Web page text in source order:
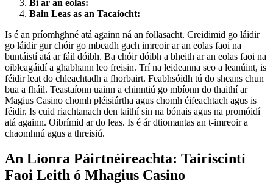
Bí ar an eolas:
Bain Leas as an Tacaíocht:
Is é an príomhghné atá againn ná an follasacht. Creidimid go láidir
go láidir gur chóir go mbeadh gach imreoir ar an eolas faoi na
buntáistí atá ar fáil dóibh. Ba chóir dóibh a bheith ar an eolas faoi na
oibleagáidí a ghabhann leo freisin. Trí na leideanna seo a leanúint, is
féidir leat do chleachtadh a fhorbairt. Feabhsóidh tú do sheans chun
bua a fháil. Teastaíonn uainn a chinntiú go mbíonn do thaithí ar
Magius Casino chomh pléisiúrtha agus chomh éifeachtach agus is
féidir. Is cuid riachtanach den taithí sin na bónais agus na promóidí
atá againn. Oibrímid ar do leas. Is é ár dtiomantas an t-imreoir a
chaomhnú agus a threisiú.
An Líonra Páirtnéireachta: Tairiscintí
Faoi Leith ó Mhagius Casino